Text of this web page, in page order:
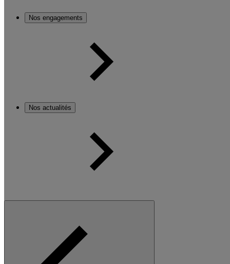
Nos engagements
Nos actualités